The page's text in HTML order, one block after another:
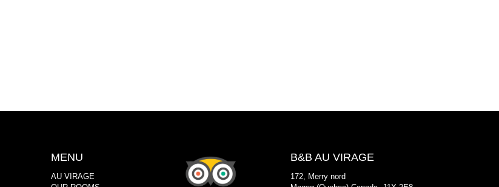
MENU
AU VIRAGE
B&B AU VIRAGE
172, Merry nord